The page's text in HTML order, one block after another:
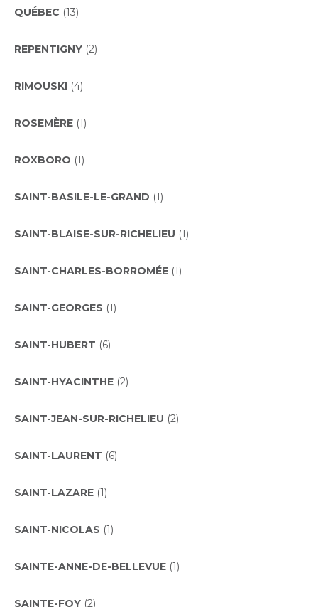
QUÉBEC (13)
REPENTIGNY (2)
RIMOUSKI (4)
ROSEMÈRE (1)
ROXBORO (1)
SAINT-BASILE-LE-GRAND (1)
SAINT-BLAISE-SUR-RICHELIEU (1)
SAINT-CHARLES-BORROMÉE (1)
SAINT-GEORGES (1)
SAINT-HUBERT (6)
SAINT-HYACINTHE (2)
SAINT-JEAN-SUR-RICHELIEU (2)
SAINT-LAURENT (6)
SAINT-LAZARE (1)
SAINT-NICOLAS (1)
SAINTE-ANNE-DE-BELLEVUE (1)
SAINTE-FOY (2)